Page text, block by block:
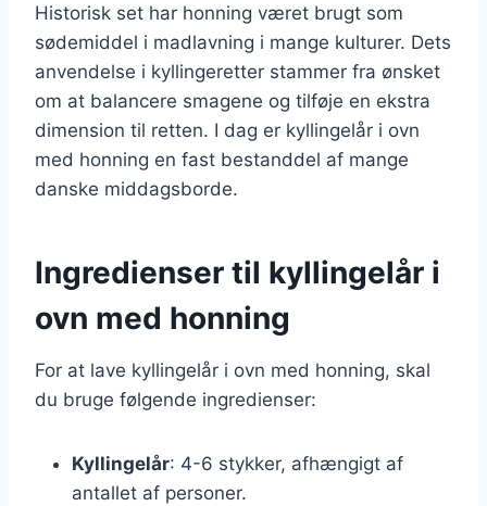
Historisk set har honning været brugt som
sødemiddel i madlavning i mange kulturer. Dets
anvendelse i kyllingeretter stammer fra ønsket
om at balancere smagene og tilføje en ekstra
dimension til retten. I dag er kyllingelår i ovn
med honning en fast bestanddel af mange
danske middagsborde.
Ingredienser til kyllingelår i
ovn med honning
For at lave kyllingelår i ovn med honning, skal
du bruge følgende ingredienser:
Kyllingelår: 4-6 stykker, afhængigt af
antallet af personer.